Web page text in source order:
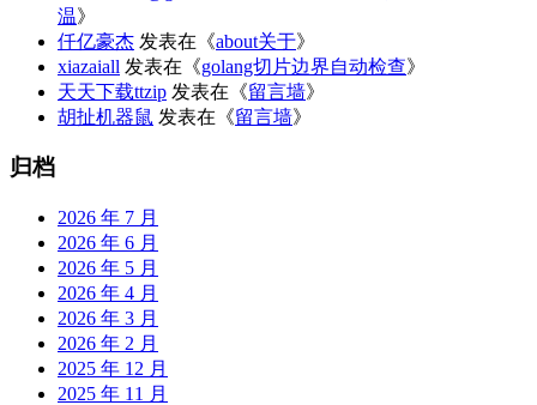
温》
仟亿豪杰 发表在《about关于》
xiazaiall 发表在《golang切片边界自动检查》
天天下载ttzip 发表在《留言墙》
胡扯机器鼠 发表在《留言墙》
归档
2026 年 7 月
2026 年 6 月
2026 年 5 月
2026 年 4 月
2026 年 3 月
2026 年 2 月
2025 年 12 月
2025 年 11 月